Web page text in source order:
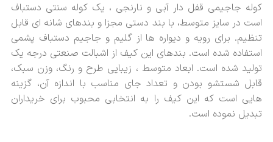
کوله جاجیمی قفل دار آبی و نارنجی ، یک کوله سنتی دستباف
است در سایز متوسط، با بند دستی مجزا و بندهای شانه ای قابل
تنظیم. برای رویه و دیواره ها از گلیم و جاجیم دستباف پشمی
استفاده شده است. بندهای این کیف از اشبالت صنعتی درجه یک
تولید شده است. ابعاد متوسط ، زیبایی طرح و رنگ، وزن سبک،
قابل شستشو بودن و تعداد جای مناسب با اندازه آن، گزینه
هایی است که این کیف را به انتخابی محبوب برای خریداران
تبدیل نموده است.